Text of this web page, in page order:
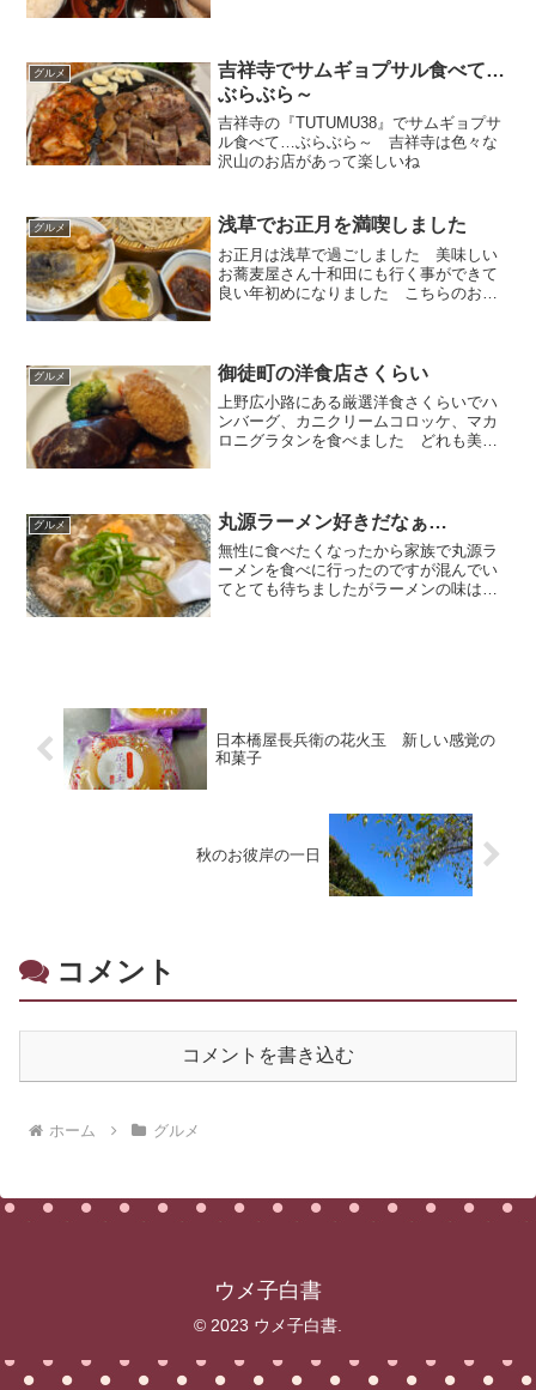
グルメ
吉祥寺でサムギョプサル食べて…
ぶらぶら～
吉祥寺の『TUTUMU38』でサムギョプサ
ル食べて…ぶらぶら～ 吉祥寺は色々な
沢山のお店があって楽しいね
グルメ 浅草でお正月を満喫しました
お正月は浅草で過ごしました 美味しい
お蕎麦屋さん十和田にも行く事ができて
良い年初めになりました こちらのお店
グルメ 御徒町の洋食店さくらい
上野広小路にある厳選洋食さくらいでハ
ンバーグ、カニクリームコロッケ、マカ
ロニグラタンを食べました どれも美味
グルメ 丸源ラーメン好きだなぁ…
無性に食べたくなったから家族で丸源ラ
ーメンを食べに行ったのですが混んでい
てとても待ちましたがラーメンの味は最
日本橋屋長兵衛の花火玉 新しい感覚の
和菓子
秋のお彼岸の一日
コメント
コメントを書き込む
ホーム グルメ
ウメ子白書
© 2023 ウメ子白書.